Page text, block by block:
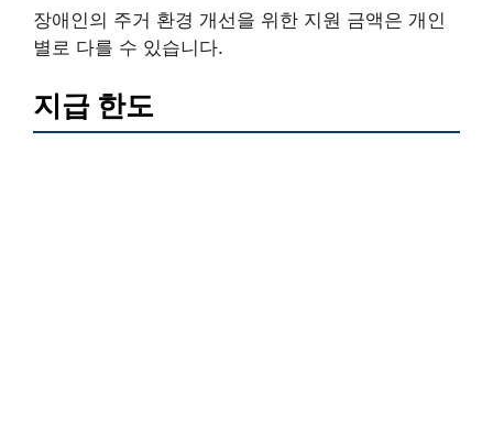
장애인의 주거 환경 개선을 위한 지원 금액은 개인
별로 다를 수 있습니다.
지급 한도